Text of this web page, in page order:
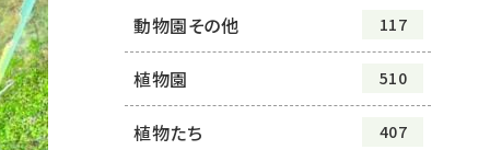
動物園その他 117
植物園 510
植物たち 407